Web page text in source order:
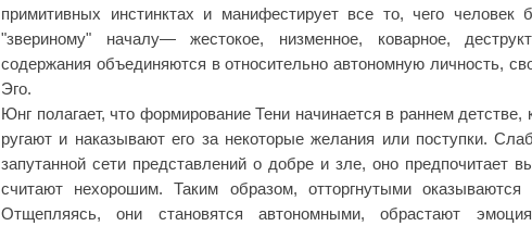
примитивных инстинктах и манифестирует все то, чего человек
"звериному" началу— жестокое, низменное, коварное,
содержания объединяются в относительно автономную личность,
Эго.
Юнг полагает, что формирование Тени начинается в раннем детстве,
ругают и наказывают его за некоторые желания или поступки.
запутанной сети представлений о добре и зле, оно предпочитает
считают нехорошим. Таким образом, отторгнутыми
Отщепляясь, они становятся автономными, обрастают